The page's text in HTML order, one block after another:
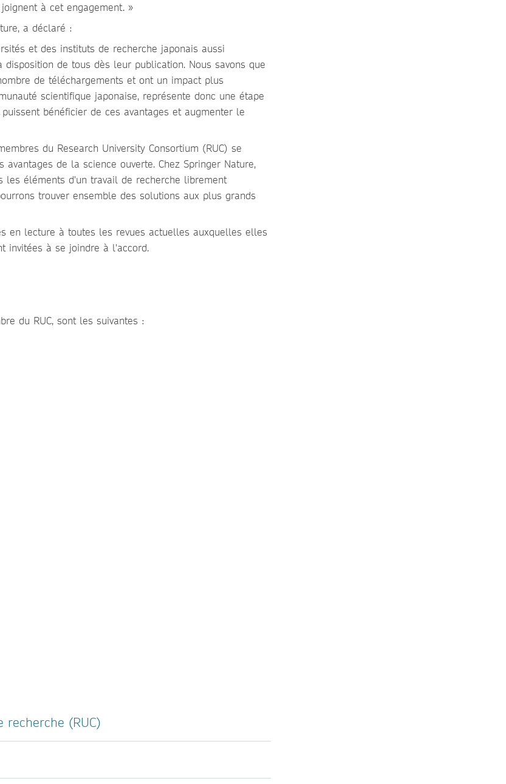
à cet engagement. »
a déclaré :
et des instituts de recherche japonais aussi
de tous dès leur publication. Nous savons que
de téléchargements et ont un impact plus
scientifique japonaise, représente donc une étape
bénéficier de ces avantages et augmenter le
du Research University Consortium (RUC) se
de la science ouverte. Chez Springer Nature,
les éléments d'un travail de recherche librement
trouver ensemble des solutions aux plus grands
en lecture à toutes les revues actuelles auxquelles elles
invitées à se joindre à l'accord.
du RUC, sont les suivantes :
(RUC)